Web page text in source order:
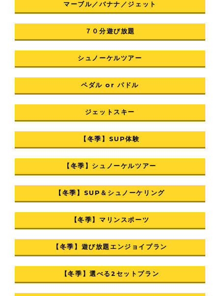
マーブル／バナナ／ジェット
７０分遊び放題
シュノーケルツアー
ペダル or パドル
ジェットスキー
【冬季】SUP体験
【冬季】シュノーケルツアー
【冬季】SUP＆シュノーケリング
【冬季】マリンスポーツ
【冬季】遊び放題エンジョイプラン
【冬季】選べる2セットプラン